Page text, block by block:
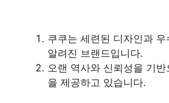
쿠쿠는 세련된 디자인과
알려진 브랜드입니다.
오랜 역사와 신뢰성을 기
을 제공하고 있습니다.